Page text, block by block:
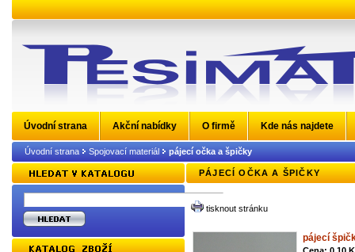
Úvodní strana Akční nabídky O firmě Kde nás najdete
Úvodní strana Spojovací materiál pájecí očka a špičky
PÁJECÍ OČKA A ŠPIČKY
tisknout stránku
pájecí